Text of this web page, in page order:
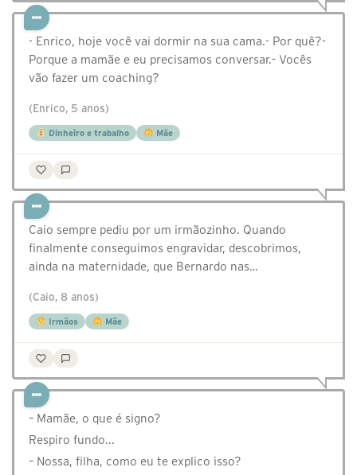
- Enrico, hoje você vai dormir na sua cama.- Por quê?-
Porque a mamãe e eu precisamos conversar.- Vocês
vão fazer um coaching?
(Enrico, 5 anos)
Dinheiro e trabalho Mãe
Caio sempre pediu por um irmãozinho. Quando
finalmente conseguimos engravidar, descobrimos,
ainda na maternidade, que Bernardo nas…
(Caio, 8 anos)
Irmãos Mãe
– Mamãe, o que é signo?
Respiro fundo...
– Nossa, filha, como eu te explico isso?